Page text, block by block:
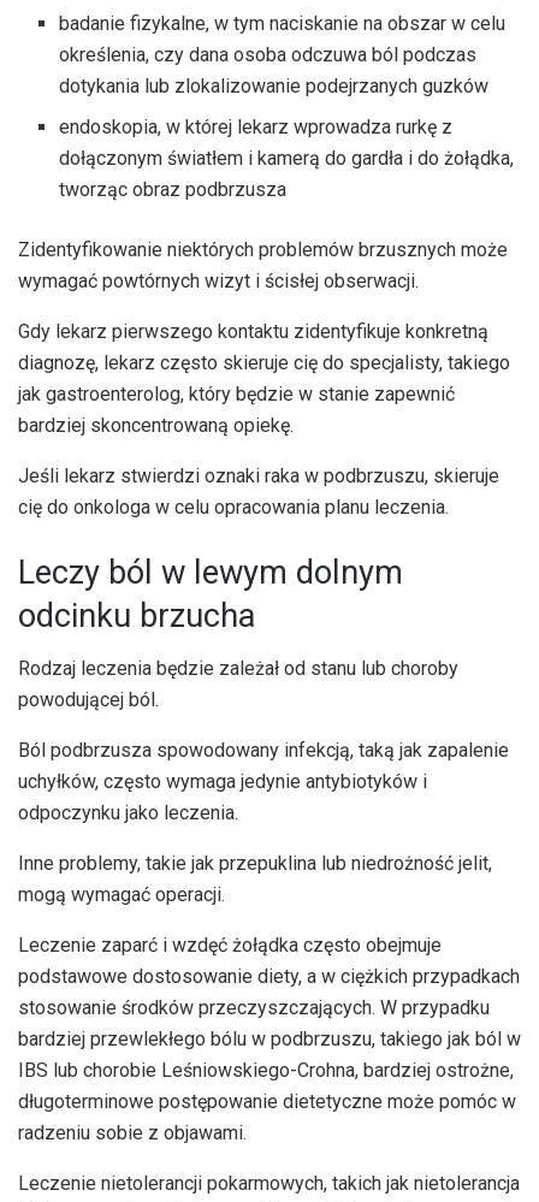
badanie fizykalne, w tym naciskanie na obszar w celu
określenia, czy dana osoba odczuwa ból podczas
dotykania lub zlokalizowanie podejrzanych guzków
endoskopia, w której lekarz wprowadza rurkę z
dołączonym światłem i kamerą do gardła i do żołądka,
tworząc obraz podbrzusza
Zidentyfikowanie niektórych problemów brzusznych może
wymagać powtórnych wizyt i ścisłej obserwacji.
Gdy lekarz pierwszego kontaktu zidentyfikuje konkretną
diagnozę, lekarz często skieruje cię do specjalisty, takiego
jak gastroenterolog, który będzie w stanie zapewnić
bardziej skoncentrowaną opiekę.
Jeśli lekarz stwierdzi oznaki raka w podbrzuszu, skieruje
cię do onkologa w celu opracowania planu leczenia.
Leczy ból w lewym dolnym
odcinku brzucha
Rodzaj leczenia będzie zależał od stanu lub choroby
powodującej ból.
Ból podbrzusza spowodowany infekcją, taką jak zapalenie
uchyłków, często wymaga jedynie antybiotyków i
odpoczynku jako leczenia.
Inne problemy, takie jak przepuklina lub niedrożność jelit,
mogą wymagać operacji.
Leczenie zaparć i wzdęć żołądka często obejmuje
podstawowe dostosowanie diety, a w ciężkich przypadkach
stosowanie środków przeczyszczających. W przypadku
bardziej przewlekłego bólu w podbrzuszu, takiego jak ból w
IBS lub chorobie Leśniowskiego-Crohna, bardziej ostrożne,
długoterminowe postępowanie dietetyczne może pomóc w
radzeniu sobie z objawami.
Leczenie nietolerancji pokarmowych, takich jak nietolerancja